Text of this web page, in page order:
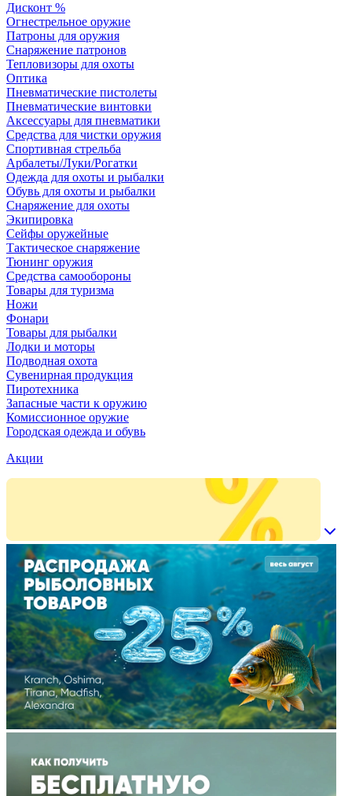
Дисконт %
Огнестрельное оружие
Патроны для оружия
Снаряжение патронов
Тепловизоры для охоты
Оптика
Пневматические пистолеты
Пневматические винтовки
Аксессуары для пневматики
Средства для чистки оружия
Спортивная стрельба
Арбалеты/Луки/Рогатки
Одежда для охоты и рыбалки
Обувь для охоты и рыбалки
Снаряжение для охоты
Экипировка
Сейфы оружейные
Тактическое снаряжение
Тюнинг оружия
Средства самообороны
Товары для туризма
Ножи
Фонари
Товары для рыбалки
Лодки и моторы
Подводная охота
Сувенирная продукция
Пиротехника
Запасные части к оружию
Комиссионное оружие
Городская одежда и обувь
Акции